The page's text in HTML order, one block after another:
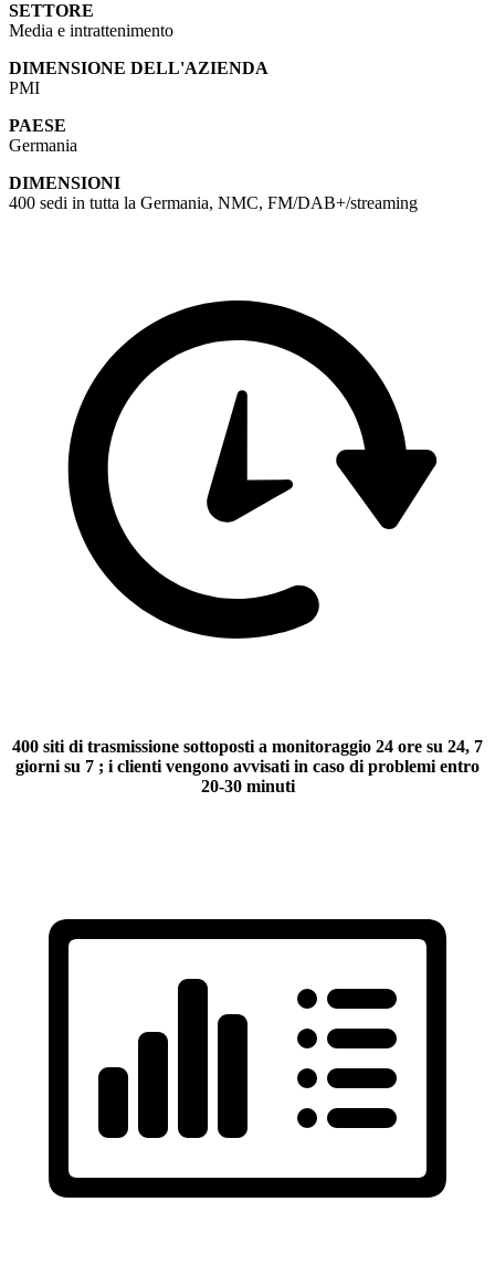
SETTORE
Media e intrattenimento
DIMENSIONE DELL'AZIENDA
PMI
PAESE
Germania
DIMENSIONI
400 sedi in tutta la Germania, NMC, FM/DAB+/streaming
400 siti di trasmissione sottoposti a monitoraggio 24 ore su 24, 7
giorni su 7 ; i clienti vengono avvisati in caso di problemi entro
20-30 minuti